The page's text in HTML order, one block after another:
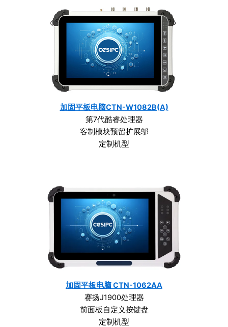
加固平板电脑CTN-W1082B(A)
第7代酷睿处理器
客制模块预留扩展邬
定制机型
加固平板电脑 CTN-1062AA
赛扬J1900处理器
前面板自定义按键盘
定制机型